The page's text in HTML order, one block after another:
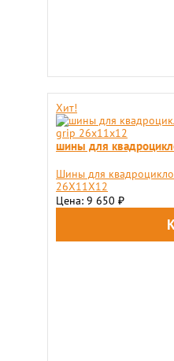
Хит!
шины для
Шины для
26X11Х12
Цена: 9 650 ₽